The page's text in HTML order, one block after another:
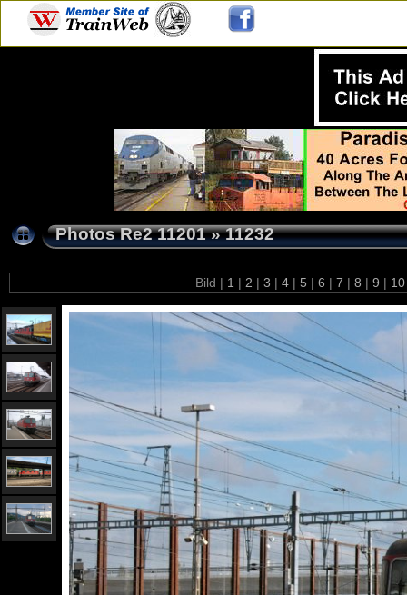
Photos Re2 11201»11232
Bild | 1 | 2 | 3 | 4 | 5 | 6 | 7 | 8 | 9 |